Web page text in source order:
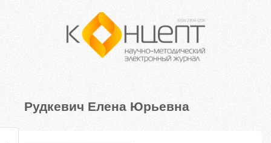
Рудкевич Елена Юрьевна